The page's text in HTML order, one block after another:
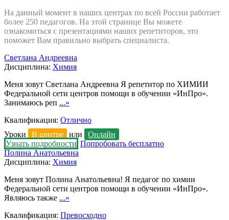
На данный момент в наших центрах по всей России работает
более 250 педагогов. На этой странице Вы можете
ознакомиться с презентациями наших репетиторов, это
поможет Вам правильно выбрать специалиста.
Светлана Андреевна
Дисциплина: Химия
Меня зовут Светлана Андреевна Я репетитор по ХИМИИ
Федеральной сети центров помощи в обучении «ИнПро».
Занимаюсь реп ...»
Квалификация: Отлично
Уроки
В центре или
Онлайн
Узнать подробности Попробовать бесплатно
Полина Анатольевна
Дисциплина: Химия
Меня зовут Полина Анатольевна! Я педагог по химии
Федеральной сети центров помощи в обучении «ИнПро».
Являюсь также ...»
Квалификация: Превосходно